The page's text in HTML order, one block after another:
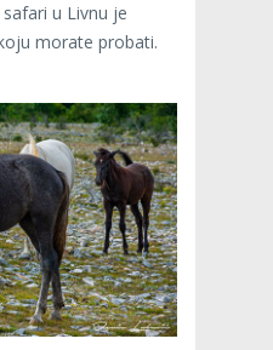
u Livnu je
morate probati.